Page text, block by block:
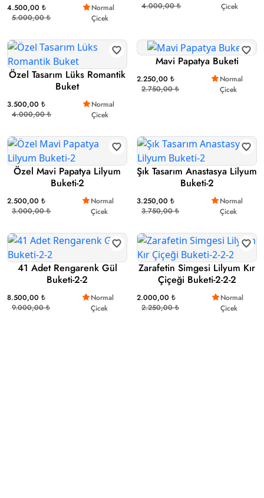
4.500,00 ₺
5.000,00 ₺
Normal
Çicek
4.000,00 ₺
Çicek
Özel Tasarım Lüks Romantik
Buket
3.500,00 ₺
4.000,00 ₺
Normal
Çicek
Mavi Papatya Buketi
2.250,00 ₺
2.750,00 ₺
Normal
Çicek
Özel Mavi Papatya Lilyum
Buketi-2
2.500,00 ₺
3.000,00 ₺
Normal
Çicek
Şık Tasarım Anastasya Lilyum
Buketi-2
3.250,00 ₺
3.750,00 ₺
Normal
Çicek
41 Adet Rengarenk Gül
Buketi-2-2
8.500,00 ₺
9.000,00 ₺
Normal
Çicek
Zarafetin Simgesi Lilyum Kır
Çiçeği Buketi-2-2-2
2.000,00 ₺
2.250,00 ₺
Normal
Çicek